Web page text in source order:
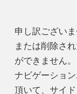
申し訳ござい
または削除さ
ができません。
ナビゲーショ
頂いて、サイ